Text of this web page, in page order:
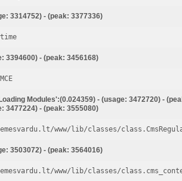
3314752) - (peak: 3377336)
3394600) - (peak: 3456168)
Modules':(0.024359) - (usage: 3472720) -
3477224) - (peak: 3555080)
zemesvardu.lt/www/lib/classes/
3503072) - (peak: 3564016)
zemesvardu.lt/www/lib/classes/